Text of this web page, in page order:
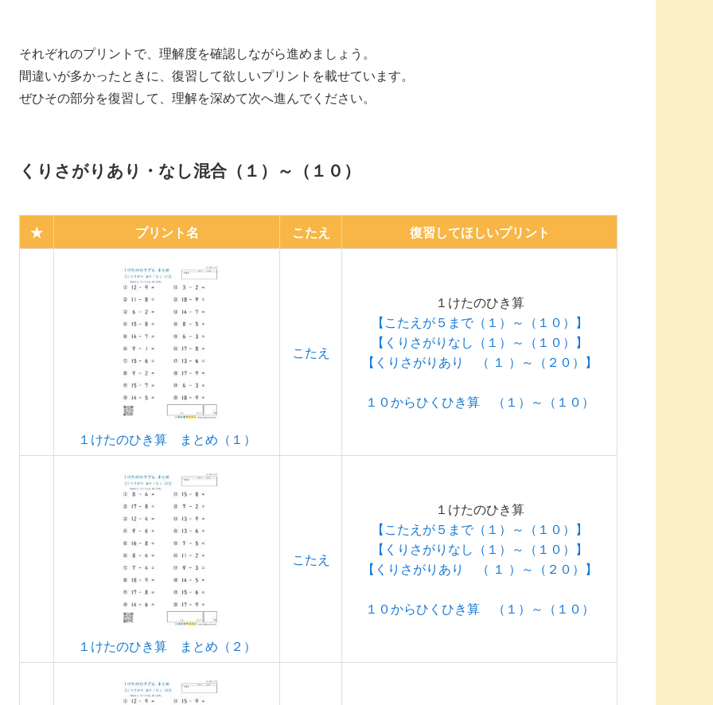
それぞれのプリントで、理解度を確認しながら進めましょう。
間違いが多かったときに、復習して欲しいプリントを載せています。
ぜひその部分を復習して、理解を深めて次へ進んでください。
くりさがりあり・なし混合（１）～（１０）
★ プリント名 こたえ 復習してほしいプリント
１けたのひき算 まとめ（１）
こたえ
１けたのひき算
【こたえが５まで（１）～（１０）】
【くりさがりなし（１）～（１０）】
【くりさがりあり （ １ ）～（２０）】
１０からひくひき算 （１）～（１０）
１けたのひき算 まとめ（２）
こたえ
１けたのひき算
【こたえが５まで（１）～（１０）】
【くりさがりなし（１）～（１０）】
【くりさがりあり （ １ ）～（２０）】
１０からひくひき算 （１）～（１０）